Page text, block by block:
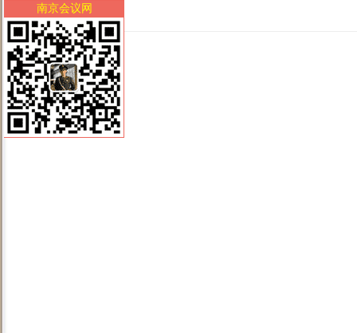
南京会议网